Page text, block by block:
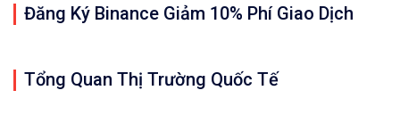
Đăng Ký Binance Giảm 10% Phí Giao Dịch
Tổng Quan Thị Trường Quốc Tế